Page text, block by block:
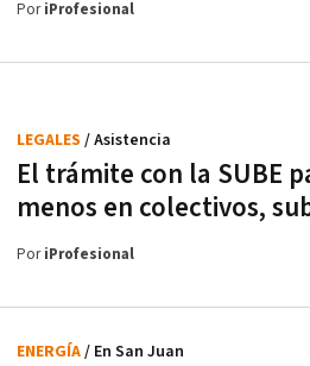
PoriProfesional
El trámite con la SUBE
menos en colectivos,
LEGALES / Asistencia
PoriProfesional
ENERGÍA/ En San Juan